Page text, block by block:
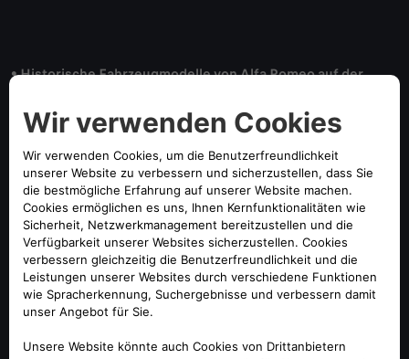
• Historische Fahrzeugmodelle von Alfa Romeo auf der
• Parade von klassischen Alfa Romeo und aktuellen Alfa
Arese zum Autodromo Nazionale di Monza.
14. September 2022 – Das zurückliegende Wochenende
stand in der Region Mailand ganz im Zeichen des Großen
Preis von Italien – und der Alfa Romeo „Tribe Days“.
Hunderte von Fans feierten zusammen mit Alfa Romeo die
starke Verbindung der Marke zum Autodromo Nazionale di
Monza, das vor genau 100 Jahren mit einem Grand-Prix-
Rennen eröffnet wurde und auf dem Alfa Romeo im Laufe